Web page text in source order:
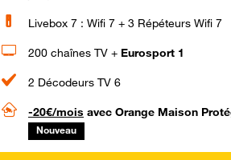
Livebox 7 : Wifi 7 + 3 Répéteurs Wifi 7
200 chaînes TV + Eurosport 1
2 Décodeurs TV 6
-20€/mois avec Orange Maison
Nouveau